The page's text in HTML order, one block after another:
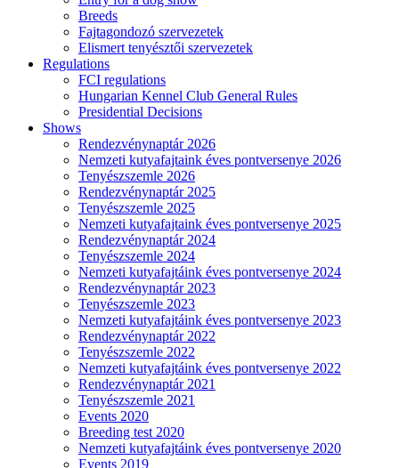
Breeds
Fajtagondozó szervezetek
Elismert tenyésztői szervezetek
Regulations
FCI regulations
Hungarian Kennel Club General Rules
Presidential Decisions
Shows
Rendezvénynaptár 2026
Nemzeti kutyafajtaink éves pontversenye 2026
Tenyészszemle 2026
Rendezvénynaptár 2025
Tenyészszemle 2025
Nemzeti kutyafajtaink éves pontversenye 2025
Rendezvénynaptár 2024
Tenyészszemle 2024
Nemzeti kutyafajtáink éves pontversenye 2024
Rendezvénynaptár 2023
Tenyészszemle 2023
Nemzeti kutyafajtáink éves pontversenye 2023
Rendezvénynaptár 2022
Tenyészszemle 2022
Nemzeti kutyafajtáink éves pontversenye 2022
Rendezvénynaptár 2021
Tenyészszemle 2021
Events 2020
Breeding test 2020
Nemzeti kutyafajtáink éves pontversenye 2020
Events 2019